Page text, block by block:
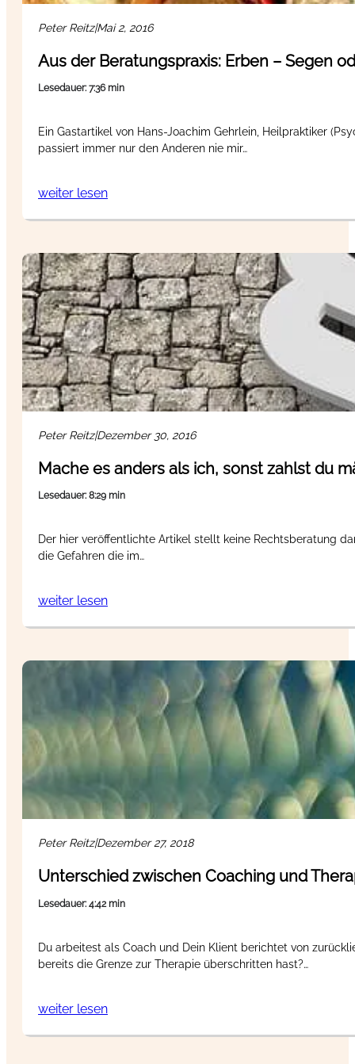
Peter Reitz|Mai 2, 2016
Aus der Beratungspraxis: Erben – Segen
Lesedauer: 7:36 min
Ein Gastartikel von Hans-Joachim Gehrlein, Heilpraktiker
passiert immer nur den Anderen nie mir…
weiter lesen
Peter Reitz|Dezember 30, 2016
Mache es anders als ich, sonst zahlst du
Lesedauer: 8:29 min
Der hier veröffentlichte Artikel stellt keine Rechtsberatung
die Gefahren die im…
weiter lesen
Peter Reitz|Dezember 27, 2018
Unterschied zwischen Coaching und
Lesedauer: 4:42 min
Du arbeitest als Coach und Dein Klient berichtet von
bereits die Grenze zur Therapie überschritten hast?…
weiter lesen